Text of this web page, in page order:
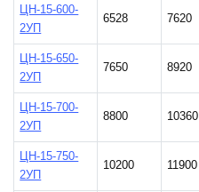
ЦН-15-600-
2УП
6528 7620
ЦН-15-650-
2УП
7650 8920
ЦН-15-700-
2УП
8800 10360
ЦН-15-750-
2УП
10200 11900